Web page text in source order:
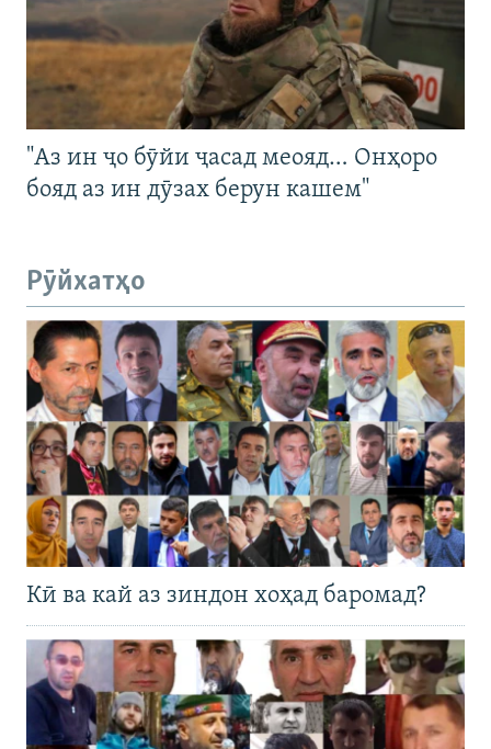
"Аз ин ҷо бӯйи ҷасад меояд… Онҳоро
бояд аз ин дӯзах берун кашем"
Рӯйхатҳо
Кӣ ва кай аз зиндон хоҳад баромад?